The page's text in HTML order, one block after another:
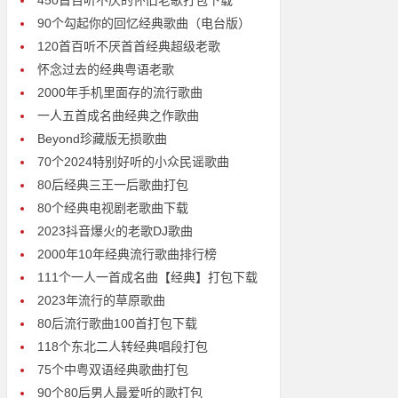
90个勾起你的回忆经典歌曲（电台版）
120首百听不厌首首经典超级老歌
怀念过去的经典粤语老歌
2000年手机里面存的流行歌曲
一人五首成名曲经典之作歌曲
Beyond珍藏版无损歌曲
70个2024特别好听的小众民谣歌曲
80后经典三王一后歌曲打包
80个经典电视剧老歌曲下载
2023抖音爆火的老歌DJ歌曲
2000年10年经典流行歌曲排行榜
111个一人一首成名曲【经典】打包下载
2023年流行的草原歌曲
80后流行歌曲100首打包下载
118个东北二人转经典唱段打包
75个中粤双语经典歌曲打包
90个80后男人最爱听的歌打包